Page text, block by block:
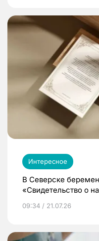
Интересное
В Северске
«Свидетельство о
09:34 / 21.07.26